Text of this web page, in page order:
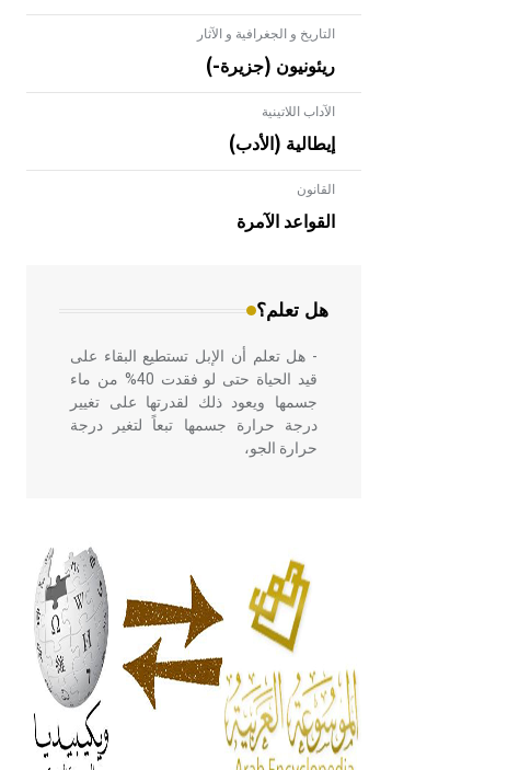
التاريخ و الجغرافية و الآثار
ريئونيون (جزيرة-)
الآداب اللاتينية
إيطالية (الأدب)
القانون
القواعد الآمرة
هل تعلم؟
- هل تعلم أن الأبلق نوع من الفنون
الهندسية التي ارتبطت بالعمارة الإسلامية
في بلاد الشام ومصر خاصة، حيث يحرص
- هل تعلم أن الإبل تستطيع البقاء على
قيد الحياة حتى لو فقدت 40% من ماء
جسمها ويعود ذلك لقدرتها على تغيير
درجة حرارة جسمها تبعاً لتغير درجة
حرارة الجو،
أربعة مؤلفات هي: الحكم، الأدلة، تنظيم
التغذية، ورسالته في جروح الرأس.
ويعود له الفضل بأنه حرر الطب من
الدين والفلسفة.
- هل تعلم أن المرجان إفراز حيواني
يتكون في البحر ويتركب من مادة
كربونات الكلسيوم، وهو أحمر أو شديد
الحمرة وهو أجود أنواعه، ويمتاز بكبر